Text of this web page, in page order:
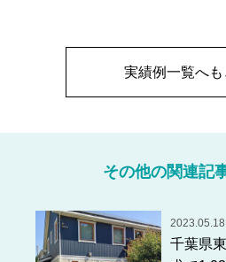
実績例一覧へも
その他の関連記
2023.05.18
千葉県